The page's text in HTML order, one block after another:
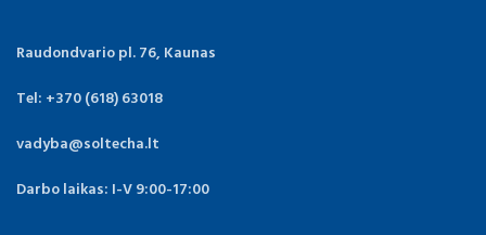
Raudondvario pl. 76, Kaunas
Tel: +370 (618) 63018
vadyba@soltecha.lt
Darbo laikas: I-V 9:00-17:00